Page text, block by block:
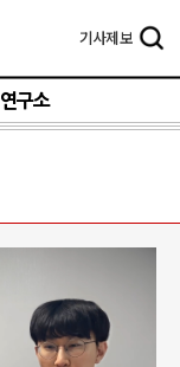
기사제보
연구소